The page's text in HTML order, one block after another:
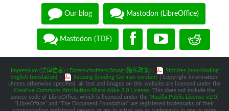
Our blog Mastodon (LibreOffice)
Mastodon (TDF)
Impressum (法律信息)| Datenschutzerklärung (隐私政策)|
Statutes (non-binding
English translation) - Satzung (binding German version)
| Copyright information:
Unless otherwise specified, all text and images on this website are licensed under the
Creative Commons Attribution-Share Alike 3.0 License . This does not include the
source code of LibreOffice, which is licensed under the Mozilla Public License v2.0
“LibreOffice” and “The Document Foundation” are registered trademarks of their